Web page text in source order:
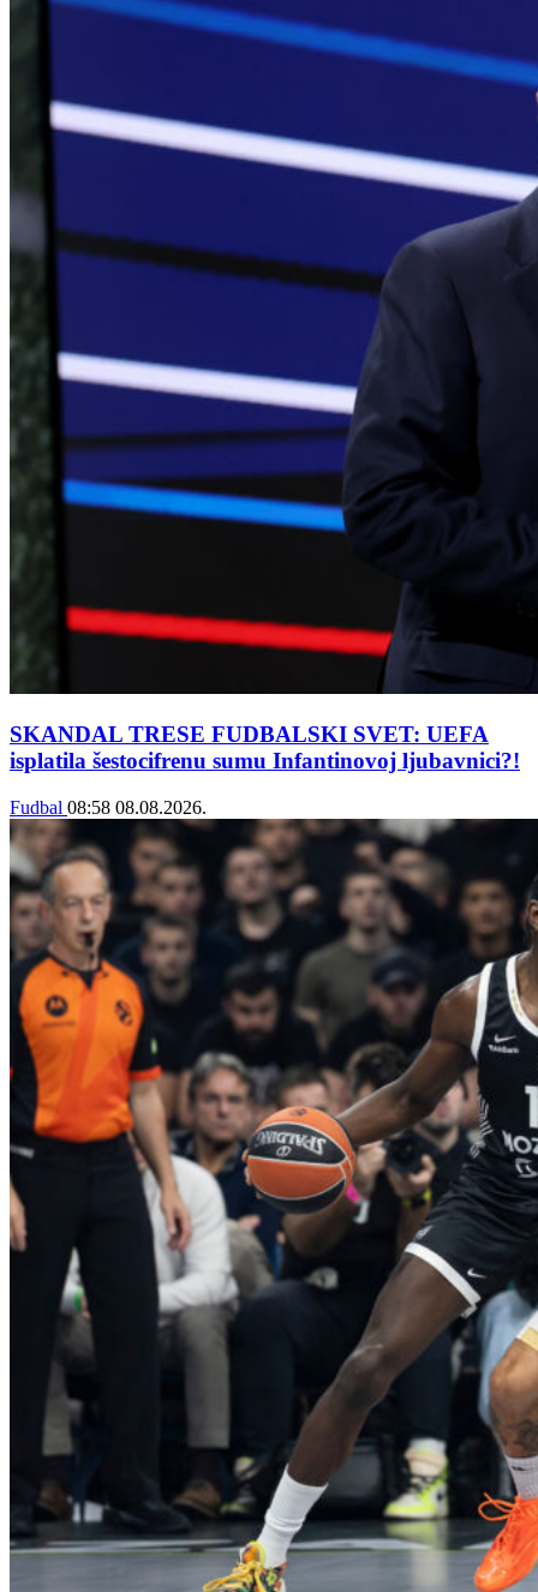
SKANDAL TRESE FUDBALSKI SVET: UEFA
isplatila šestocifrenu sumu Infantinovoj ljubavnici?!
Fudbal 08:58 08.08.2026.